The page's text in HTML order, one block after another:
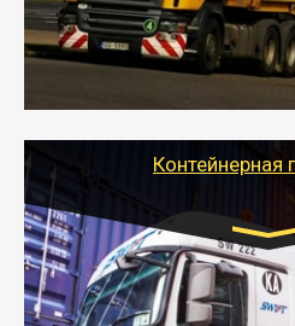
- Тайгер Логистик в
качественно и безопасно
грузы по всей России
другим транспортом и
Контейнерная
Цена за км.